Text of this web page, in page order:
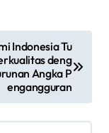
Indonesia Tu
deng
Angka P
engangguran